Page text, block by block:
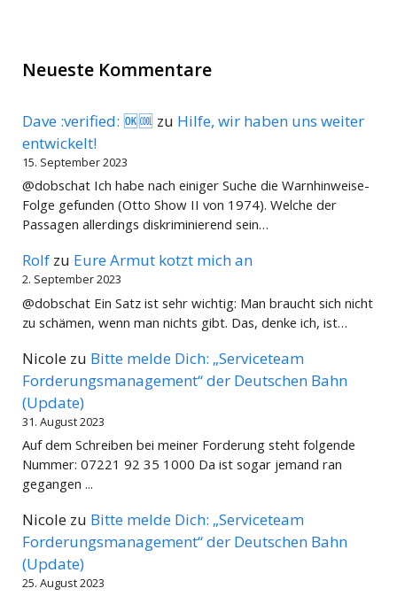
Neueste Kommentare
Dave :verified: 🆗🆒 zu Hilfe, wir haben uns weiter
entwickelt!
15. September 2023
@dobschat Ich habe nach einiger Suche die Warnhinweise-
Folge gefunden (Otto Show II von 1974). Welche der
Passagen allerdings diskriminierend sein…
Rolf zu Eure Armut kotzt mich an
2. September 2023
@dobschat Ein Satz ist sehr wichtig: Man braucht sich nicht
zu schämen, wenn man nichts gibt. Das, denke ich, ist…
Nicole zu Bitte melde Dich: „Serviceteam
Forderungsmanagement“ der Deutschen Bahn
(Update)
31. August 2023
Auf dem Schreiben bei meiner Forderung steht folgende
Nummer: 07221 92 35 1000 Da ist sogar jemand ran
gegangen ...
Nicole zu Bitte melde Dich: „Serviceteam
Forderungsmanagement“ der Deutschen Bahn
(Update)
25. August 2023